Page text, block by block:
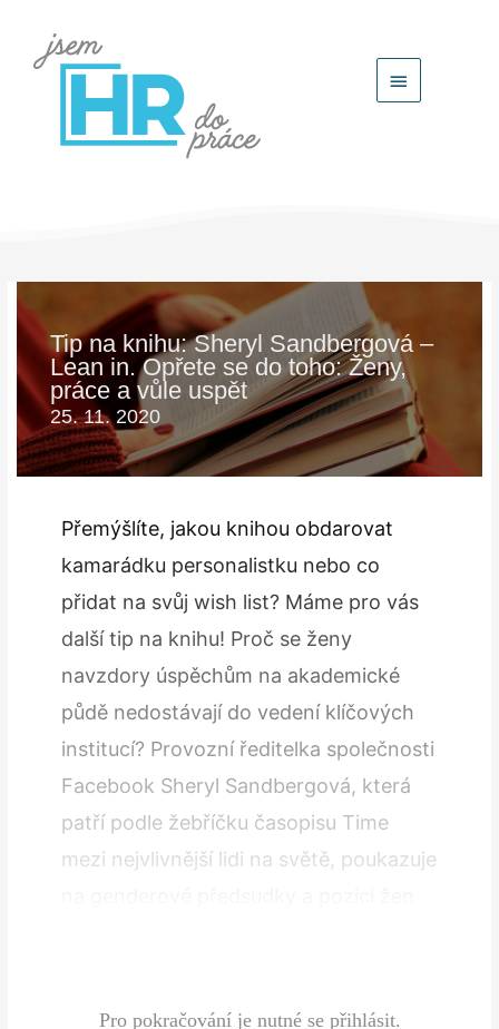
Hlavní
Tip na knihu: Sheryl Sandbergová –
Lean in. Opřete se do toho: Ženy,
práce a vůle uspět
25. 11. 2020
Přemýšlíte, jakou knihou obdarovat
kamarádku personalistku nebo co
přidat na svůj wish list? Máme pro vás
další tip na knihu! Proč se ženy
navzdory úspěchům na akademické
půdě nedostávají do vedení klíčových
institucí? Provozní ředitelka společnosti
Facebook Sheryl Sandbergová, která
patří podle žebříčku časopisu Time
mezi nejvlivnější lidi na světě, poukazuje
Pro pokračování je nutné se přihlásit.